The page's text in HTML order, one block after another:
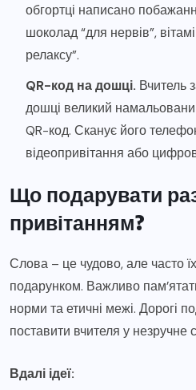
обгортці написано
шоколад “для нервів”,
релаксу”.
QR-код на дошці. Вчитель
дошці великий
QR-код. Сканує його
відеопривітання або
Що подарувати
привітанням?
Слова – це чудово, але часто
подарунком. Важливо
норми та етичні межі. Дорогі
поставити вчителя у незручне
Вдалі ідеї: